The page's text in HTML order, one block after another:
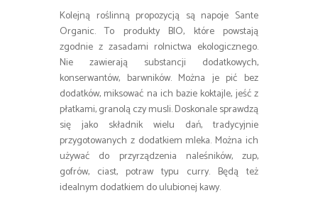
Kolejną roślinną propozycją są napoje Sante
Organic. To produkty BIO, które powstają
zgodnie z zasadami rolnictwa ekologicznego.
Nie zawierają substancji dodatkowych,
konserwantów, barwników. Można je pić bez
dodatków, miksować na ich bazie koktajle, jeść z
płatkami, granolą czy musli. Doskonale sprawdzą
się jako składnik wielu dań, tradycyjnie
przygotowanych z dodatkiem mleka. Można ich
używać do przyrządzenia naleśników, zup,
gofrów, ciast, potraw typu curry. Będą też
idealnym dodatkiem do ulubionej kawy.